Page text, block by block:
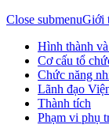
Close submenuGiới
Hình thành
Cơ cấu tổ
Chức năng
Lãnh đạo
Thành tích
Phạm vi phụ